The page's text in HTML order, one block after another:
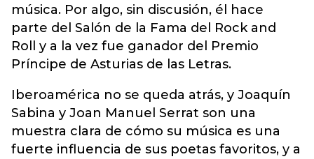
música. Por algo, sin discusión, él hace
parte del Salón de la Fama del Rock and
Roll y a la vez fue ganador del Premio
Príncipe de Asturias de las Letras.
Iberoamérica no se queda atrás, y Joaquín
Sabina y Joan Manuel Serrat son una
muestra clara de cómo su música es una
fuerte influencia de sus poetas favoritos, y a